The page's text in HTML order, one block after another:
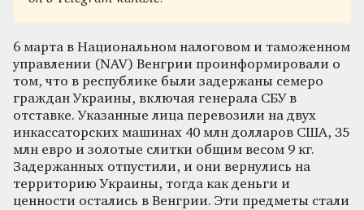
6 марта в Национальном налоговом и таможенном
управлении (NAV) Венгрии проинформировали о
том, что в республике были задержаны семеро
граждан Украины, включая генерала СБУ в
отставке. Указанные лица перевозили на двух
инкассаторских машинах 40 млн долларов США, 35
млн евро и золотые слитки общим весом 9 кг.
Задержанных отпустили, и они вернулись на
территорию Украины, тогда как деньги и
ценности остались в Венгрии. Эти предметы стали